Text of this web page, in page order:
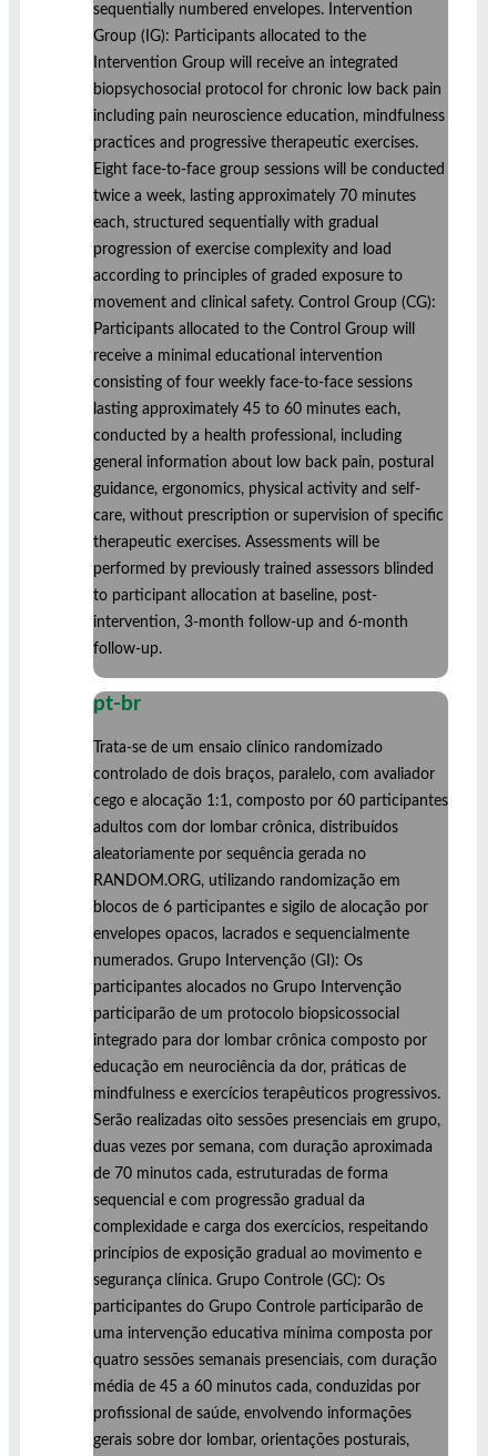
sequentially numbered envelopes. Intervention
Group (IG): Participants allocated to the
Intervention Group will receive an integrated
biopsychosocial protocol for chronic low back pain
including pain neuroscience education, mindfulness
practices and progressive therapeutic exercises.
Eight face-to-face group sessions will be conducted
twice a week, lasting approximately 70 minutes
each, structured sequentially with gradual
progression of exercise complexity and load
according to principles of graded exposure to
movement and clinical safety. Control Group (CG):
Participants allocated to the Control Group will
receive a minimal educational intervention
consisting of four weekly face-to-face sessions
lasting approximately 45 to 60 minutes each,
conducted by a health professional, including
general information about low back pain, postural
guidance, ergonomics, physical activity and self-
care, without prescription or supervision of specific
therapeutic exercises. Assessments will be
performed by previously trained assessors blinded
to participant allocation at baseline, post-
intervention, 3-month follow-up and 6-month
follow-up.
pt-br
Trata-se de um ensaio clínico randomizado
controlado de dois braços, paralelo, com avaliador
cego e alocação 1:1, composto por 60 participantes
adultos com dor lombar crônica, distribuídos
aleatoriamente por sequência gerada no
RANDOM.ORG, utilizando randomização em
blocos de 6 participantes e sigilo de alocação por
envelopes opacos, lacrados e sequencialmente
numerados. Grupo Intervenção (GI): Os
participantes alocados no Grupo Intervenção
participarão de um protocolo biopsicossocial
integrado para dor lombar crônica composto por
educação em neurociência da dor, práticas de
mindfulness e exercícios terapêuticos progressivos.
Serão realizadas oito sessões presenciais em grupo,
duas vezes por semana, com duração aproximada
de 70 minutos cada, estruturadas de forma
sequencial e com progressão gradual da
complexidade e carga dos exercícios, respeitando
princípios de exposição gradual ao movimento e
segurança clínica. Grupo Controle (GC): Os
participantes do Grupo Controle participarão de
uma intervenção educativa mínima composta por
quatro sessões semanais presenciais, com duração
média de 45 a 60 minutos cada, conduzidas por
profissional de saúde, envolvendo informações
gerais sobre dor lombar, orientações posturais,